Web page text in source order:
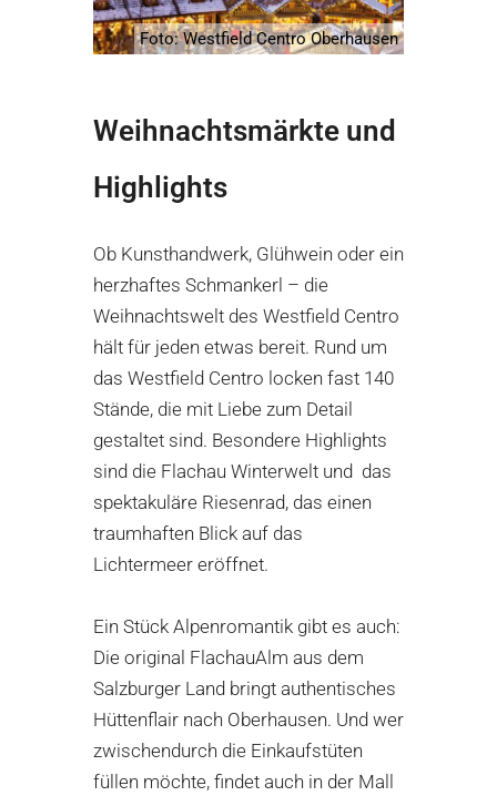
Foto: Westfield Centro Oberhausen
Weihnachtsmärkte und
Highlights
Ob Kunsthandwerk, Glühwein oder ein
herzhaftes Schmankerl – die
Weihnachtswelt des Westfield Centro
hält für jeden etwas bereit. Rund um
das Westfield Centro locken fast 140
Stände, die mit Liebe zum Detail
gestaltet sind. Besondere Highlights
sind die Flachau Winterwelt und das
spektakuläre Riesenrad, das einen
traumhaften Blick auf das
Lichtermeer eröffnet.
Ein Stück Alpenromantik gibt es auch:
Die original FlachauAlm aus dem
Salzburger Land bringt authentisches
Hüttenflair nach Oberhausen. Und wer
zwischendurch die Einkaufstüten
füllen möchte, findet auch in der Mall